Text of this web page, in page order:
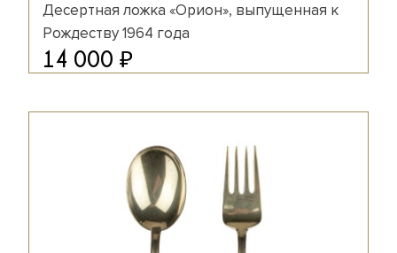
Десертная ложка «Орион», выпущенная к
Рождеству 1964 года
14 000 ₽